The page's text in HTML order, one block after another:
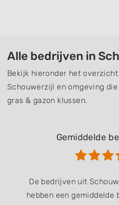
Alle bedrijven in
Bekijk hieronder het
Schouwerzijl en omgeving
gras & gazon klussen.
Gemiddelde
De bedrijven uit
hebben een gemiddelde